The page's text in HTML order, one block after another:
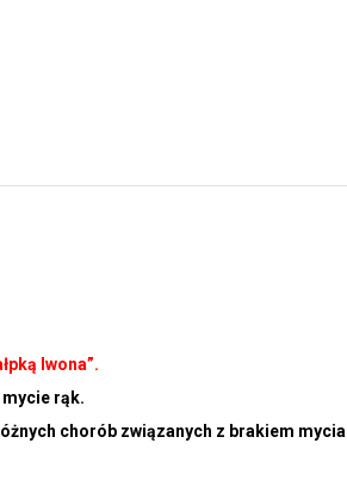
Iwona”.
rąk.
chorób związanych z brakiem mycia